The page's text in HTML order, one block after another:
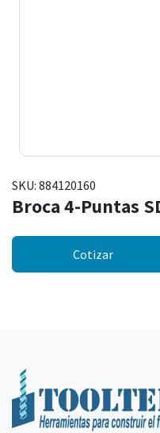
SKU: 884120160
Broca 4-Puntas
Cotizar